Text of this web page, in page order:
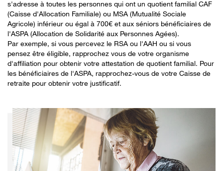
s'adresse à toutes les personnes qui ont un quotient familial CAF
(Caisse d'Allocation Familiale) ou MSA (Mutualité Sociale
Agricole) inférieur ou égal à 700€ et aux séniors bénéficiaires de
l'ASPA (Allocation de Solidarité aux Personnes Agées).
Par exemple, si vous percevez le RSA ou l'AAH ou si vous
pensez être éligible, rapprochez vous de votre organisme
d'affiliation pour obtenir votre attestation de quotient familial. Pour
les bénéficiaires de l'ASPA, rapprochez-vous de votre Caisse de
retraite pour obtenir votre justificatif.